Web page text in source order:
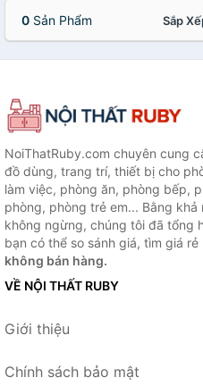
0 Sản Phẩm Sắp
NoiThatRuby.com chuyên cung
đồ dùng, trang trí, thiết bị cho
làm việc, phòng ăn, phòng bếp,
phòng, phòng trẻ em... Bằng
không ngừng, chúng tôi đã tổng
bạn có thể so sánh giá, tìm giá
không bán hàng.
VỀ NỘI THẤT RUBY
Giới thiệu
Chính sách bảo mật